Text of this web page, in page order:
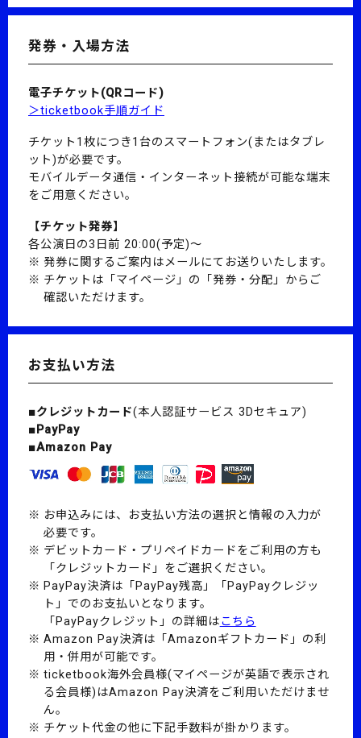
発券・入場方法
電子チケット(QRコード)
＞ticketbook手順ガイド
チケット1枚につき1台のスマートフォン(またはタブレ
ット)が必要です。
モバイルデータ通信・インターネット接続が可能な端末
をご用意ください。
【チケット発券】
各公演日の3日前 20:00(予定)～
発券に関するご案内はメールにてお送りいたします。
チケットは「マイページ」の「発券・分配」からご
確認いただけます。
お支払い方法
■クレジットカード(本人認証サービス 3Dセキュア)
■PayPay
■Amazon Pay
お申込みには、お支払い方法の選択と情報の入力が
必要です。
デビットカード・プリペイドカードをご利用の方も
「クレジットカード」をご選択ください。
PayPay決済は「PayPay残高」「PayPayクレジッ
ト」でのお支払いとなります。
「PayPayクレジット」の詳細はこちら
Amazon Pay決済は「Amazonギフトカード」の利
用・併用が可能です。
ticketbook海外会員様(マイページが英語で表示され
る会員様)はAmazon Pay決済をご利用いただけませ
ん。
チケット代金の他に下記手数料が掛かります。